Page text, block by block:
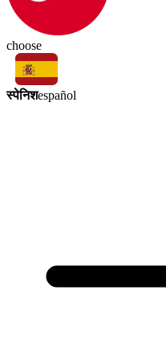
choose
स्पेनिशespañol